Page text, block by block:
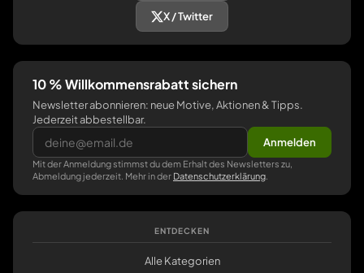
X / Twitter
10 % Willkommensrabatt sichern
Newsletter abonnieren: neue Motive, Aktionen & Tipps.
Jederzeit abbestellbar.
Anmelden
Mit der Anmeldung stimmst du dem Erhalt des Newsletters zu,
Abmeldung jederzeit. Mehr in der Datenschutzerklärung
ENTDECKEN
Alle Kategorien